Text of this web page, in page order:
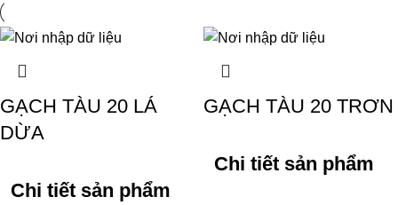
GẠCH TÀU 20 LÁ
DỪA
Chi tiết sản phẩm
GẠCH TÀU 20 TRƠN
Chi tiết sản phẩm